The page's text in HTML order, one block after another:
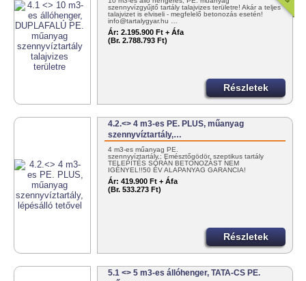
szennyvízgyűjtő tartály talajvizes területre! Akár a teljes
talajvizet is elviseli - megfelelő betonozás esetén!
info@tartalygyar.hu …
Ár: 2.195.900 Ft + Áfa
(Br. 2.788.793 Ft)
Részletek
4.2.<> 4 m3-es PE. PLUS, műanyag
szennyvíztartály,…
4 m3-es műanyag PE.
szennyvíztartály,; Emésztőgödör, szeptikus tartály
TELEPÍTÉS SORÁN BETONOZÁST NEM
IGÉNYEL!!50 ÉV ALAPANYAG GARANCIA!
MAGYAR…
Ár: 419.900 Ft + Áfa
(Br. 533.273 Ft)
Részletek
5.1 <> 5 m3-es állóhenger, TATA-CS PE.